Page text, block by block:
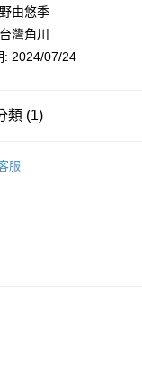
由悠季
灣角川
: 2024/07/24
類 (1)
服